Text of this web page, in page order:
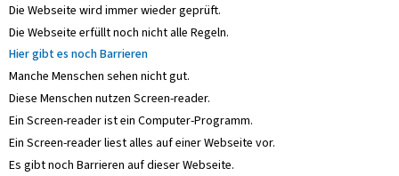
Die Webseite wird immer wieder geprüft.
Die Webseite erfüllt noch nicht alle Regeln.
Hier gibt es noch Barrieren
Manche Menschen sehen nicht gut.
Diese Menschen nutzen Screen-reader.
Ein Screen-reader ist ein Computer-Programm.
Ein Screen-reader liest alles auf einer Webseite vor.
Es gibt noch Barrieren auf dieser Webseite.